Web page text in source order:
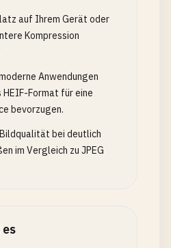
auf Ihrem Gerät oder
Kompression
Anwendungen
Format für eine
bevorzugen.
Bildqualität bei deutlich
im Vergleich zu JPEG